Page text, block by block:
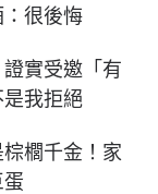
很後悔
實受邀「有
我拒絕
櫚千金！家